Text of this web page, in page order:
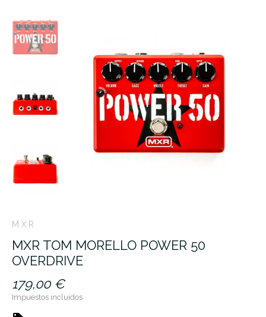
MXR
MXR TOM MORELLO POWER 50
OVERDRIVE
179,00 €
Impuestos incluidos